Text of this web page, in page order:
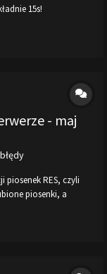
15s!
- maj
piosenek RES, czyli
piosenki, a
(max 10 piosenek